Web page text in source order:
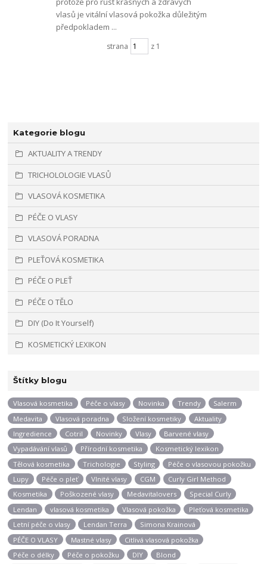
Kategorie blogu
AKTUALITY A TRENDY
TRICHOLOLOGIE VLASŮ
VLASOVÁ KOSMETIKA
PÉČE O VLASY
VLASOVÁ PORADNA
PLEŤOVÁ KOSMETIKA
PÉČE O PLEŤ
PÉČE O TĚLO
DIY (Do It Yourself)
KOSMETICKÝ LEXIKON
Štítky blogu
Vlasová kosmetika Péče o vlasy Novinka Trendy
Salerm
Medavita
Vlasová poradna Složení kosmetiky
Aktuality
Ingredience
Cotril Novinky Vlasy
Barvené vlasy
Vypadávání vlasů
Přírodní kosmetika
Kosmetický lexikon
Tělová kosmetika
Trichologie Styling
Péče o vlasovou pokožku
Lupy
Péče o pleť Vlnité vlasy CGM
Curly Girl Method
Kosmetika
Poškozené vlasy Medavitalovers
Special Curly
Lendan
vlasová kosmetika Vlasová pokožka
Pleťová kosmetika
Letní péče o vlasy
Lendan Terra
Simona Krainová
PÉČE O VLASY
Mastné vlasy
Citlivá vlasová pokožka
Péče o délky
Péče o pokožku DIY
Blond
vlasů je vitální vlasová pokožka důležitým
předpokladem ...
strana z 1